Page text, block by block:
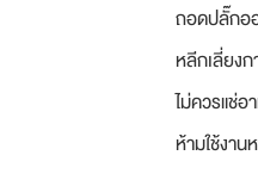
ถอดปลั๊กอ
หลีกเลี่ยง
ไม่ควรแช่อ
ห้ามใช้งา